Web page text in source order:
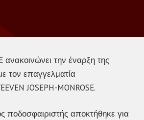
την έναρξη της
τον επαγγελματία
JOSEPH-MONROSE.
ποδοσφαιριστής αποκτήθηκε για